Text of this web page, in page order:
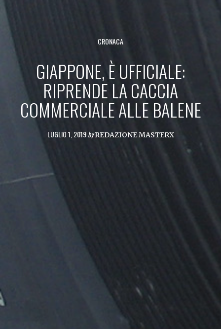
CRONACA
GIAPPONE, È UFFICIALE:
RIPRENDE LA CACCIA
COMMERCIALE ALLE BALENE
LUGLIO 1, 2019 byREDAZIONE MASTERX